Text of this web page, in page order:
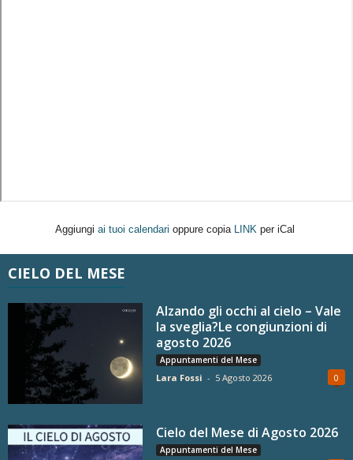
Aggiungi ai tuoi calendari oppure copia LINK per iCal
CIELO DEL MESE
Alzando gli occhi al cielo – Vale
la sveglia?Le congiunzioni di
agosto 2026
Appuntamenti del Mese
Lara Fossi - 5 Agosto 2026 0
Cielo del Mese di Agosto 2026
Appuntamenti del Mese